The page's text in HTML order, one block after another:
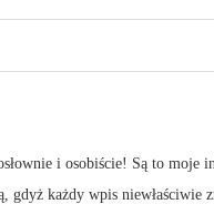
i osobiście! Są to moje
gdyż każdy wpis niewłaściwie